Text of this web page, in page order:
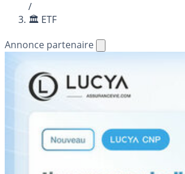
/
🏛️ ETF
Annonce partenaire